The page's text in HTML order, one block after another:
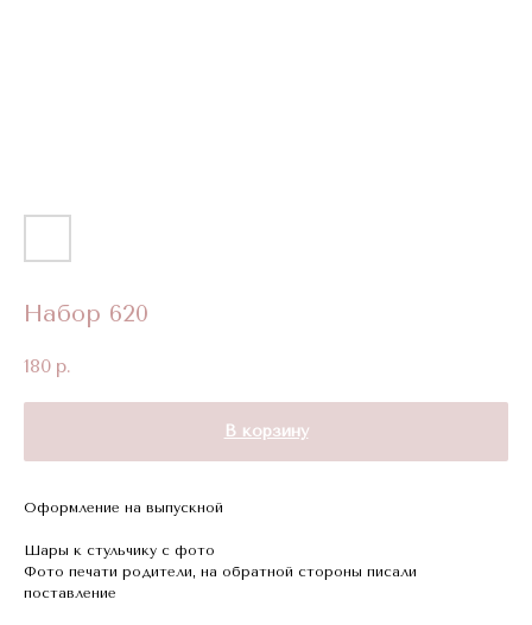
Набор 620
180 р.
В корзину
Оформление на выпускной
Шары к стульчику с фото
Фото печати родители, на обратной стороны писали
поставление